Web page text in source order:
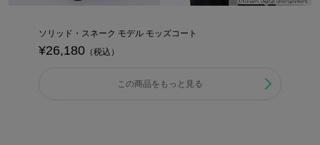
ソリッド・スネーク モデル モッズコート
¥26,180 （税込）
この商品をもっと見る